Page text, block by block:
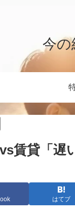
今の
賃貸「遅
はてブ